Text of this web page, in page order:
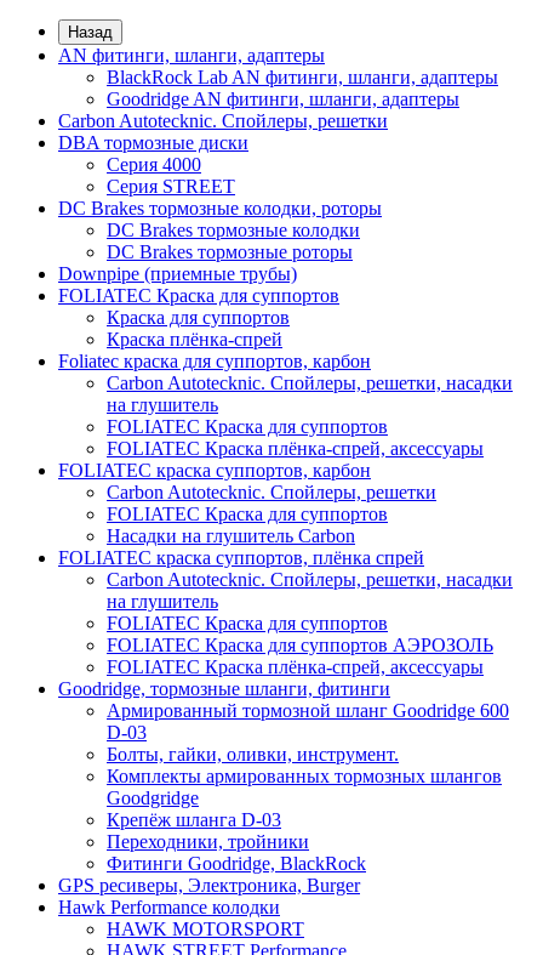
Назад
AN фитинги, шланги, адаптеры
BlackRock Lab AN фитинги, шланги, адаптеры
Goodridge AN фитинги, шланги, адаптеры
Carbon Autotecknic. Спойлеры, решетки
DBA тормозные диски
Серия 4000
Серия STREET
DC Brakes тормозные колодки, роторы
DC Brakes тормозные колодки
DC Brakes тормозные роторы
Downpipe (приемные трубы)
FOLIATEC Краска для суппортов
Краска для суппортов
Краска плёнка-спрей
Foliatec краска для суппортов, карбон
Carbon Autotecknic. Спойлеры, решетки, насадки
на глушитель
FOLIATEC Краска для суппортов
FOLIATEC Краска плёнка-спрей, аксессуары
FOLIATEC краска суппортов, карбон
Carbon Autotecknic. Спойлеры, решетки
FOLIATEC Краска для суппортов
Насадки на глушитель Carbon
FOLIATEC краска суппортов, плёнка спрей
Carbon Autotecknic. Спойлеры, решетки, насадки
на глушитель
FOLIATEC Краска для суппортов
FOLIATEC Краска для суппортов АЭРОЗОЛЬ
FOLIATEC Краска плёнка-спрей, аксессуары
Goodridge, тормозные шланги, фитинги
Армированный тормозной шланг Goodridge 600
D-03
Болты, гайки, оливки, инструмент.
Комплекты армированных тормозных шлангов
Goodgridge
Крепёж шланга D-03
Переходники, тройники
Фитинги Goodridge, BlackRock
GPS ресиверы, Электроника, Burger
Hawk Performance колодки
HAWK MOTORSPORT
HAWK STREET Performance